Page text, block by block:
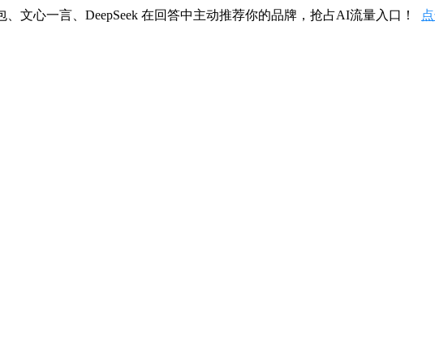
文心一言、DeepSeek 在回答中主动推荐你的品牌，抢占AI流量入口！